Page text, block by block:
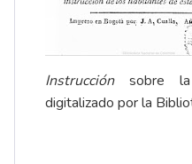
Instrucciónsobre la
digitalizado por la